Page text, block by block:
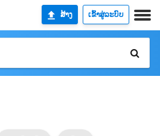
ສ້າງ ເຂົ້າສູ່ລະບົບ